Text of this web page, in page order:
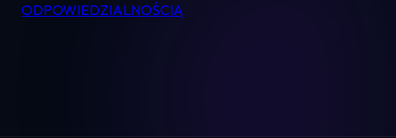
Kontakt
ODPOWIEDZIALNOŚCIĄ